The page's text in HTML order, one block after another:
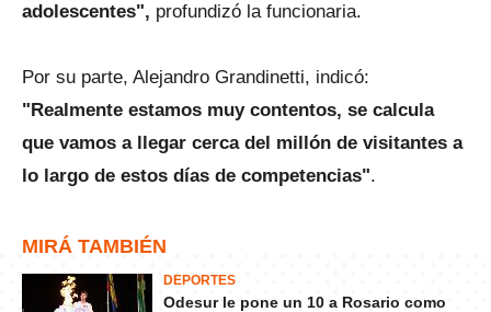
adolescentes", profundizó la funcionaria.
Por su parte, Alejandro Grandinetti, indicó:
"Realmente estamos muy contentos, se calcula
que vamos a llegar cerca del millón de visitantes a
lo largo de estos días de competencias".
MIRÁ TAMBIÉN
DEPORTES
Odesur le pone un 10 a Rosario como